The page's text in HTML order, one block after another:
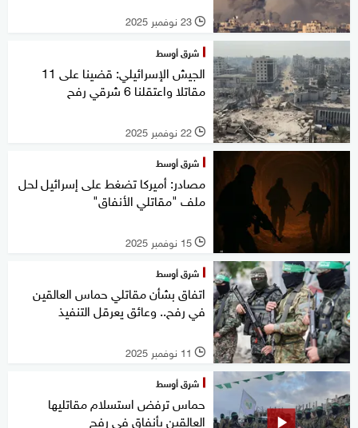
l 23 نوفمبر 2025
شرق أوسط
الجيش الإسرائيلي: قضينا على 11
مقاتلا واعتقلنا 6 شرقي رفح
l 22 نوفمبر 2025
شرق أوسط
مصادر: أميركا تضغط على إسرائيل لحل
ملف "مقاتلي الأنفاق"
l 15 نوفمبر 2025
شرق أوسط
اتفاق بشأن مقاتلي حماس العالقين
في رفح.. وعائق يعرقل التنفيذ
l 11 نوفمبر 2025
شرق أوسط
حماس ترفض استسلام مقاتليها
العالقين بأنفاق في رفح